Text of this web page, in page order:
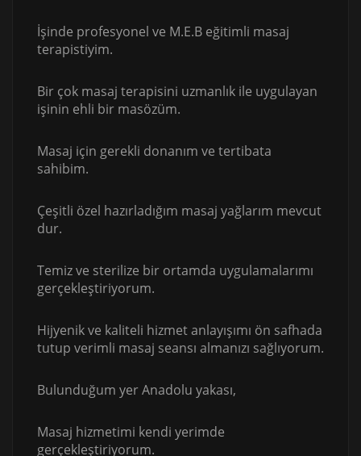
İşinde profesyonel ve M.E.B eğitimli masaj
terapistiyim.
Bir çok masaj terapisini uzmanlık ile uygulayan
işinin ehli bir masözüm.
Masaj için gerekli donanım ve tertibata
sahibim.
Çeşitli özel hazırladığım masaj yağlarım mevcut
dur.
Temiz ve sterilize bir ortamda uygulamalarımı
gerçekleştiriyorum.
Hijyenik ve kaliteli hizmet anlayışımı ön safhada
tutup verimli masaj seansı almanızı sağlıyorum.
Bulunduğum yer Anadolu yakası,
Masaj hizmetimi kendi yerimde
gerçekleştiriyorum.